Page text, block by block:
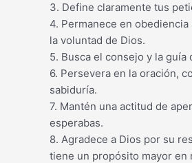
3. Define claramente tus
4. Permanece en
la voluntad de Dios.
5. Busca el consejo y la
6. Persevera en la oración,
sabiduría.
7. Mantén una actitud de
esperabas.
8. Agradece a Dios por su
tiene un propósito mayor en